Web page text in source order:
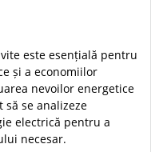
este esențială pentru
și a economiilor
nevoilor energetice
se analizeze
electrică pentru a
necesar.